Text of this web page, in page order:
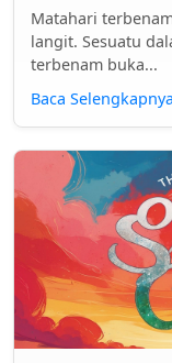
Matahari
langit. Sesuatu
terbenam buka...
Baca Selengkapnya